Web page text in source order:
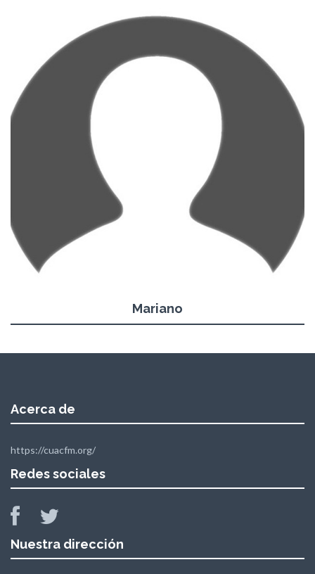
Mariano
Acerca de
https://cuacfm.org/
Redes sociales
Nuestra dirección